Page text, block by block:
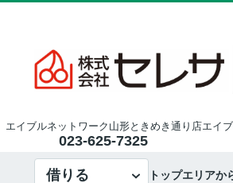
エイブルネットワーク山形ときめき通り店
023-625-7325
エイ
借りる トップエリアか